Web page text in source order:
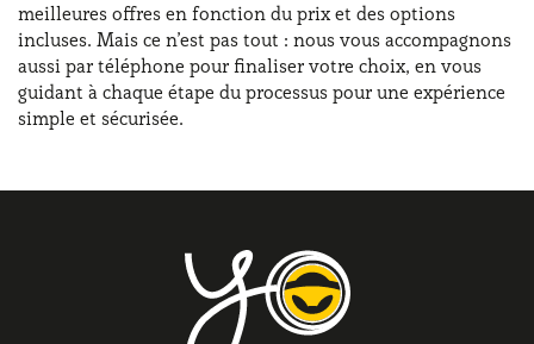
meilleures offres en fonction du prix et des options
incluses. Mais ce n’est pas tout : nous vous accompagnons
aussi par téléphone pour finaliser votre choix, en vous
guidant à chaque étape du processus pour une expérience
simple et sécurisée.